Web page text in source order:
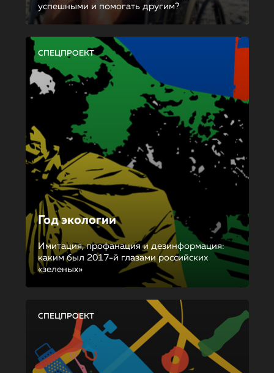
успешными и помогать другим?
СПЕЦПРОЕКТ
Год экологии
Имитация, профанация и дезинформация:
каким был 2017-й глазами российских
«зеленых»
СПЕЦПРОЕКТ